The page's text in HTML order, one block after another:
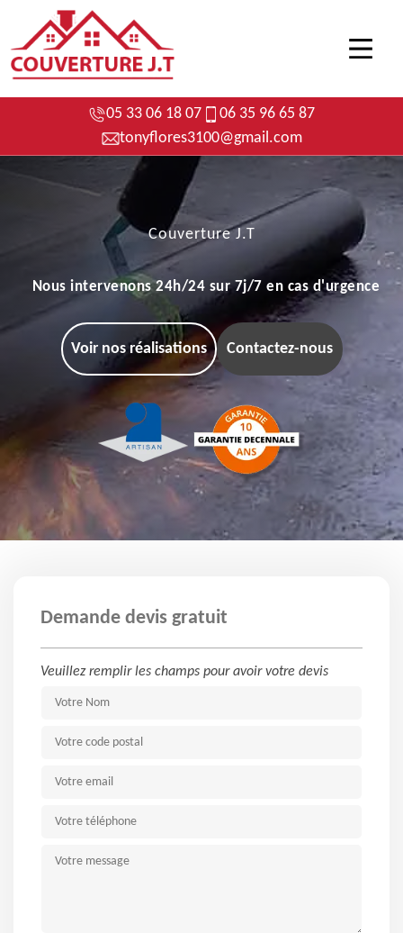
05 33 06 18 07
06 35 96 65 87
tonyflores3100@gmail.com
Couverture J.T
Nous intervenons 24h/24 sur 7j/7 en cas d'urgence
Voir nos réalisations Contactez-nous
Demande devis gratuit
Veuillez remplir les champs pour avoir votre devis